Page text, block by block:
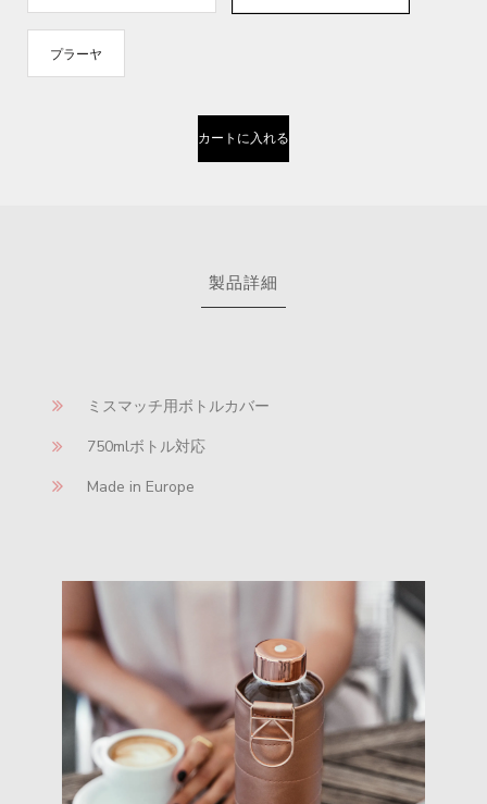
プラーヤ
カートに入れる
製品詳細
ミスマッチ用ボトルカバー
750mlボトル対応
Made in Europe